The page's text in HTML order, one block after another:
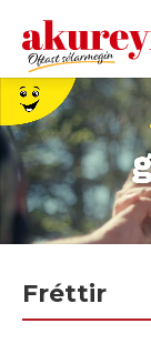
Leita
Fréttir